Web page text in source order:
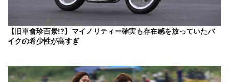
【旧車會珍百景!?】マイノリティー確実も存在感を放っていたバ
イクの希少性が高すぎ